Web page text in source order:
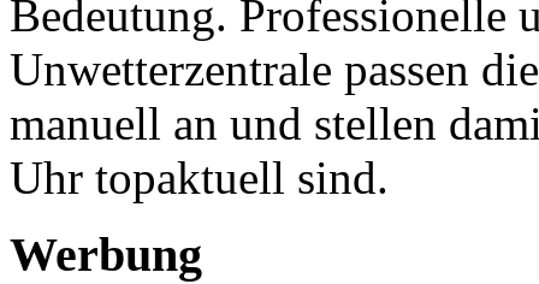
Bedeutung. Professionelle
Unwetterzentrale passen
manuell an und stellen
Uhr topaktuell sind.
Werbung